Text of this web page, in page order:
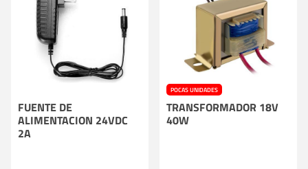
FUENTE DE
ALIMENTACION 24VDC
2A
POCAS UNIDADES
TRANSFORMADOR 18V
40W